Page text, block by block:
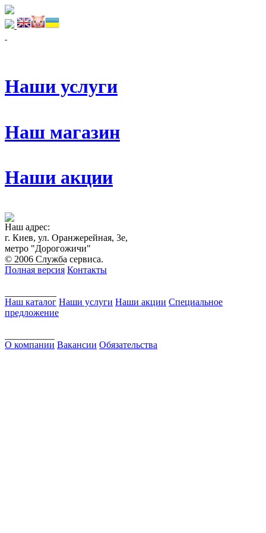
Наши услуги
Наш магазин
Наши акции
Наш адрес:
г. Киев, ул. Оранжерейная, 3е,
метро "Дорогожичи"
© 2006 Служба сервиса.
Полная версия Контакты
Наш каталог Наши услуги Наши акции Специальное
предложение
О компании Вакансии Обязательства